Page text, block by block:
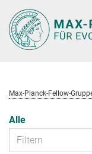
Hauptinhalt
Max-Planck-Fellow-
Alle